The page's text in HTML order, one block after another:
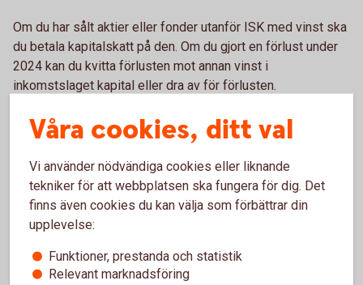
Om du har sålt aktier eller fonder utanför ISK med vinst ska
du betala kapitalskatt på den. Om du gjort en förlust under
2024 kan du kvitta förlusten mot annan vinst i
inkomstslaget kapital eller dra av för förlusten.
Ränteavdrag bolån och
ränteskillnad
Du kan också göra avdrag för ränteutgifter i din deklaration
– de ska komma förtryckta. Om ränteavdraget innebär ett
procent (om underskottet är högst 100 000 kronor). På
belopp som är större än 100 000 kronor medges avdrag
Våra cookies, ditt val
Vi använder nödvändiga cookies eller liknande
tekniker för att webbplatsen ska fungera för dig. Det
finns även cookies du kan välja som förbättrar din
upplevelse:
Funktioner, prestanda och statistik
Relevant marknadsföring